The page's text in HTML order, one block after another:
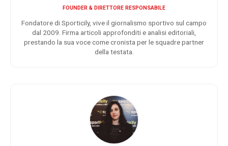
FOUNDER & DIRETTORE RESPONSABILE
Fondatore di Sporticily, vive il giornalismo sportivo sul campo
dal 2009. Firma articoli approfonditi e analisi editoriali,
prestando la sua voce come cronista per le squadre partner
della testata.